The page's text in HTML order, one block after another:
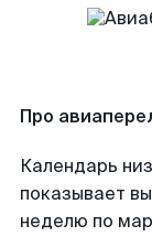
Про
Календарь
показывает
неделю по